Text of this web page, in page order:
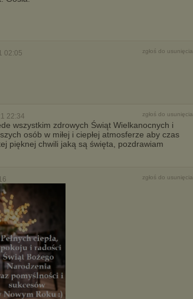
w
na
02:05 zgłoś do usunięcia
22:34 zgłoś do usunięcia
wszystkim zdrowych Świąt Wielkanocnych i
osób w miłej i ciepłej atmosferze aby czas
pięknej chwili jaką są święta, pozdrawiam
zgłoś do usunięcia